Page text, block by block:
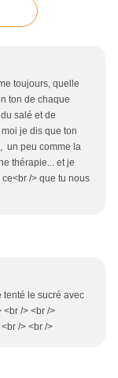
toujours, quelle
ton de chaque
salé et de
je dis que ton
un peu comme la
thérapie... et je
/> que tu nous
tenté le sucré avec
<br /> <br />
/> <br />